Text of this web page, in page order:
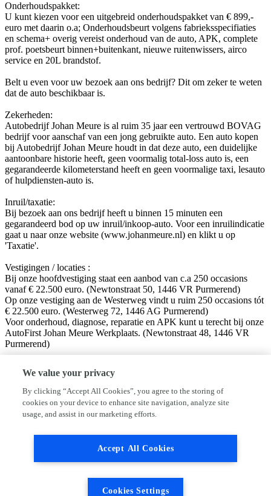
Onderhoudspakket:
U kunt kiezen voor een uitgebreid onderhoudspakket van € 899,-
euro met daarin o.a; Onderhoudsbeurt volgens fabrieksspecifiaties
en schema+ overig vereist onderhoud van de auto, APK, complete
prof. poetsbeurt binnen+buitenkant, nieuwe ruitenwissers, airco
service en 20L brandstof.
Belt u even voor uw bezoek aan ons bedrijf? Dit om zeker te weten
dat de auto beschikbaar is.
Zekerheden:
Autobedrijf Johan Meure is al ruim 35 jaar een vertrouwd BOVAG
bedrijf voor aanschaf van een jong gebruikte auto. Een auto kopen
bij Autobedrijf Johan Meure houdt in dat deze auto, een duidelijke
aantoonbare historie heeft, geen voormalig total-loss auto is, een
gegarandeerde kilometerstand heeft en geen voormalige taxi, lesauto
of hulpdiensten-auto is.
Inruil/taxatie:
Bij bezoek aan ons bedrijf heeft u binnen 15 minuten een
gegarandeerd bod op uw inruil/inkoop-auto. Voor een inruilindicatie
gaat u naar onze website (www.johanmeure.nl) en klikt u op
'Taxatie'.
Vestigingen / locaties :
Bij onze hoofdvestiging staat een aanbod van c.a 250 occasions
vanaf € 22.500 euro. (Newtonstraat 50, 1446 VR Purmerend)
Op onze vestiging aan de Westerweg vindt u ruim 250 occasions tót
€ 22.500 euro. (Westerweg 72, 1446 AG Purmerend)
Voor onderhoud, diagnose, reparatie en APK kunt u terecht bij onze
AutoFirst Johan Meure Werkplaats. (Newtonstraat 48, 1446 VR
Purmerend)
Facebook: Autobedrijf Johan Meure
Instagram: @autobedrijfjohanmeure
Hoewel aan de informatie van deze website de grootst mogelijke
dan ook. Neem altijd even contact met ons op alvorens uw vertrek
naar ons toe, dan kunnen wij zien of de auto beschikbaar is en deze
We value your privacy
By clicking “Accept All Cookies”, you agree to the storing of
cookies on your device to enhance site navigation, analyze site
usage, and assist in our marketing efforts.
Accept All Cookies
Cookies Settings